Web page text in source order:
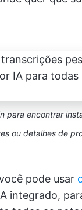
para encontrar
ou detalhes de
pode usar
integrado,